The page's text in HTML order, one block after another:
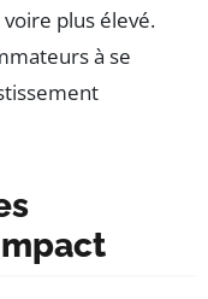
plus élevé.
à se